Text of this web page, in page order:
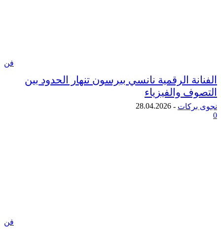
الرقمية نانسي بيرسون تنهار الحدود بين
والفيزياء
-
28.04.2026